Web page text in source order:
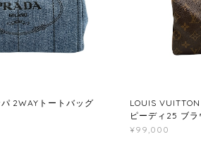
2WAYトートバッグ
LOUIS
ピーディ25 ブ
¥99,000